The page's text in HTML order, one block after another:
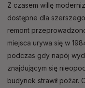
Z czasem willę
dostępne dla
remont
miejsca urywa się w
podczas gdy napój
znajdującym się
budynek strawił pożar.